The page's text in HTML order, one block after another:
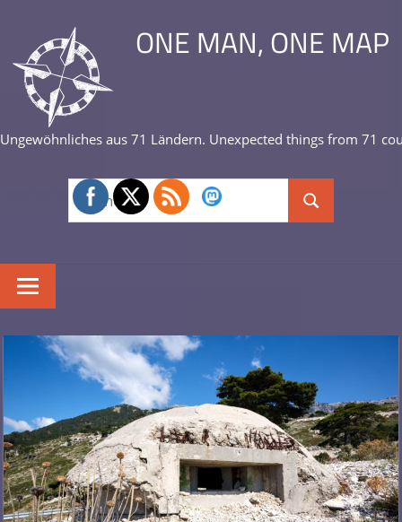
Inhalt
springen
ONE MAN, ONE MAP
Ungewöhnliches aus 71 Ländern. Unexpected things from 71
Suchen
nach:
Suchen